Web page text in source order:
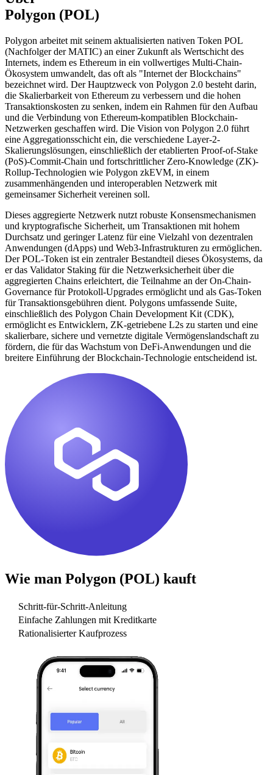
Polygon (POL)
Polygon arbeitet mit seinem aktualisierten nativen Token POL
(Nachfolger der MATIC) an einer Zukunft als Wertschicht des
Internets, indem es Ethereum in ein vollwertiges Multi-Chain-
Ökosystem umwandelt, das oft als "Internet der Blockchains"
bezeichnet wird. Der Hauptzweck von Polygon 2.0 besteht darin,
die Skalierbarkeit von Ethereum zu verbessern und die hohen
Transaktionskosten zu senken, indem ein Rahmen für den Aufbau
und die Verbindung von Ethereum-kompatiblen Blockchain-
Netzwerken geschaffen wird. Die Vision von Polygon 2.0 führt
eine Aggregationsschicht ein, die verschiedene Layer-2-
Skalierungslösungen, einschließlich der etablierten Proof-of-Stake
(PoS)-Commit-Chain und fortschrittlicher Zero-Knowledge (ZK)-
Rollup-Technologien wie Polygon zkEVM, in einem
zusammenhängenden und interoperablen Netzwerk mit
gemeinsamer Sicherheit vereinen soll.
Dieses aggregierte Netzwerk nutzt robuste Konsensmechanismen
und kryptografische Sicherheit, um Transaktionen mit hohem
Durchsatz und geringer Latenz für eine Vielzahl von dezentralen
Anwendungen (dApps) und Web3-Infrastrukturen zu ermöglichen.
Der POL-Token ist ein zentraler Bestandteil dieses Ökosystems, da
er das Validator Staking für die Netzwerksicherheit über die
aggregierten Chains erleichtert, die Teilnahme an der On-Chain-
Governance für Protokoll-Upgrades ermöglicht und als Gas-Token
für Transaktionsgebühren dient. Polygons umfassende Suite,
einschließlich des Polygon Chain Development Kit (CDK),
ermöglicht es Entwicklern, ZK-getriebene L2s zu starten und eine
skalierbare, sichere und vernetzte digitale Vermögenslandschaft zu
fördern, die für das Wachstum von DeFi-Anwendungen und die
breitere Einführung der Blockchain-Technologie entscheidend ist.
Wie man Polygon (POL) kauft
Schritt-für-Schritt-Anleitung
Einfache Zahlungen mit Kreditkarte
Rationalisierter Kaufprozess